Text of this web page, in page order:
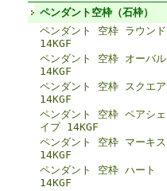
ペンダント空枠（石枠）
ペンダント 空枠 ラウンド
14KGF
ペンダント 空枠 オーバル
14KGF
ペンダント 空枠 スクエア
14KGF
ペンダント 空枠 ペアシェ
イプ 14KGF
ペンダント 空枠 マーキス
14KGF
ペンダント 空枠 ハート
14KGF